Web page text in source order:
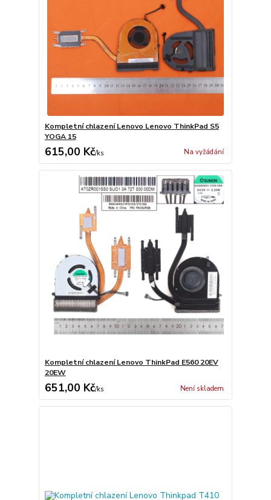
Kompletní chlazení Lenovo Lenovo ThinkPad S5
YOGA 15
615,00 Kč/ks Na vyžádání
Kompletní chlazení Lenovo ThinkPad E560 20EV
20EW
651,00 Kč/ks Není skladem